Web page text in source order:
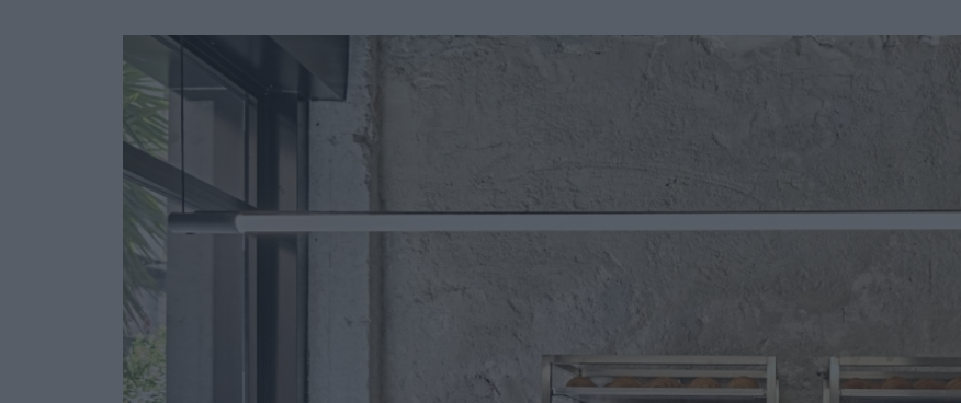
Success Stories
Αφιερώματα Χωρίς Ταμπέλες
Hautes Grecians Γάμος Market News